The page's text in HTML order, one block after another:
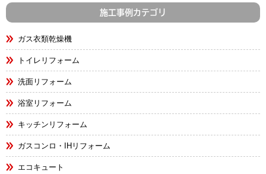
施工事例カテゴリ
ガス衣類乾燥機
トイレリフォーム
洗面リフォーム
浴室リフォーム
キッチンリフォーム
ガスコンロ・IHリフォーム
エコキュート